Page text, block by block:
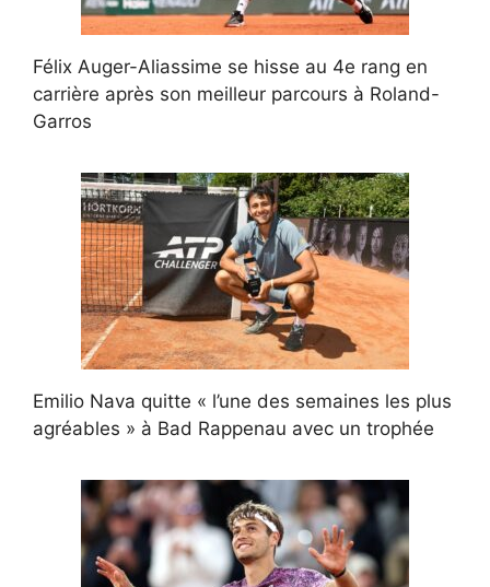
Félix Auger-Aliassime se hisse au 4e rang en
carrière après son meilleur parcours à Roland-
Garros
Emilio Nava quitte « l’une des semaines les plus
agréables » à Bad Rappenau avec un trophée